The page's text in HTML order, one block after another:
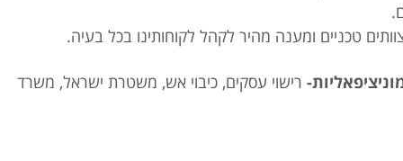
רישוי עסקים, כיבוי אש, משטרת ישראל, משרד